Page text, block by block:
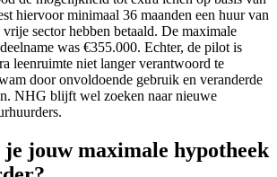
hiervoor minimaal 36 maanden een huur van
sector hebben betaald. De maximale
was €355.000. Echter, de pilot is
leenruimte niet langer verantwoord te
door onvoldoende gebruik en veranderde
NHG blijft wel zoeken naar nieuwe
je jouw maximale hypotheek